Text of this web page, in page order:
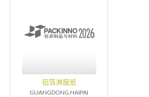
铝箔淋膜纸
GUANGDONG HAIPAI